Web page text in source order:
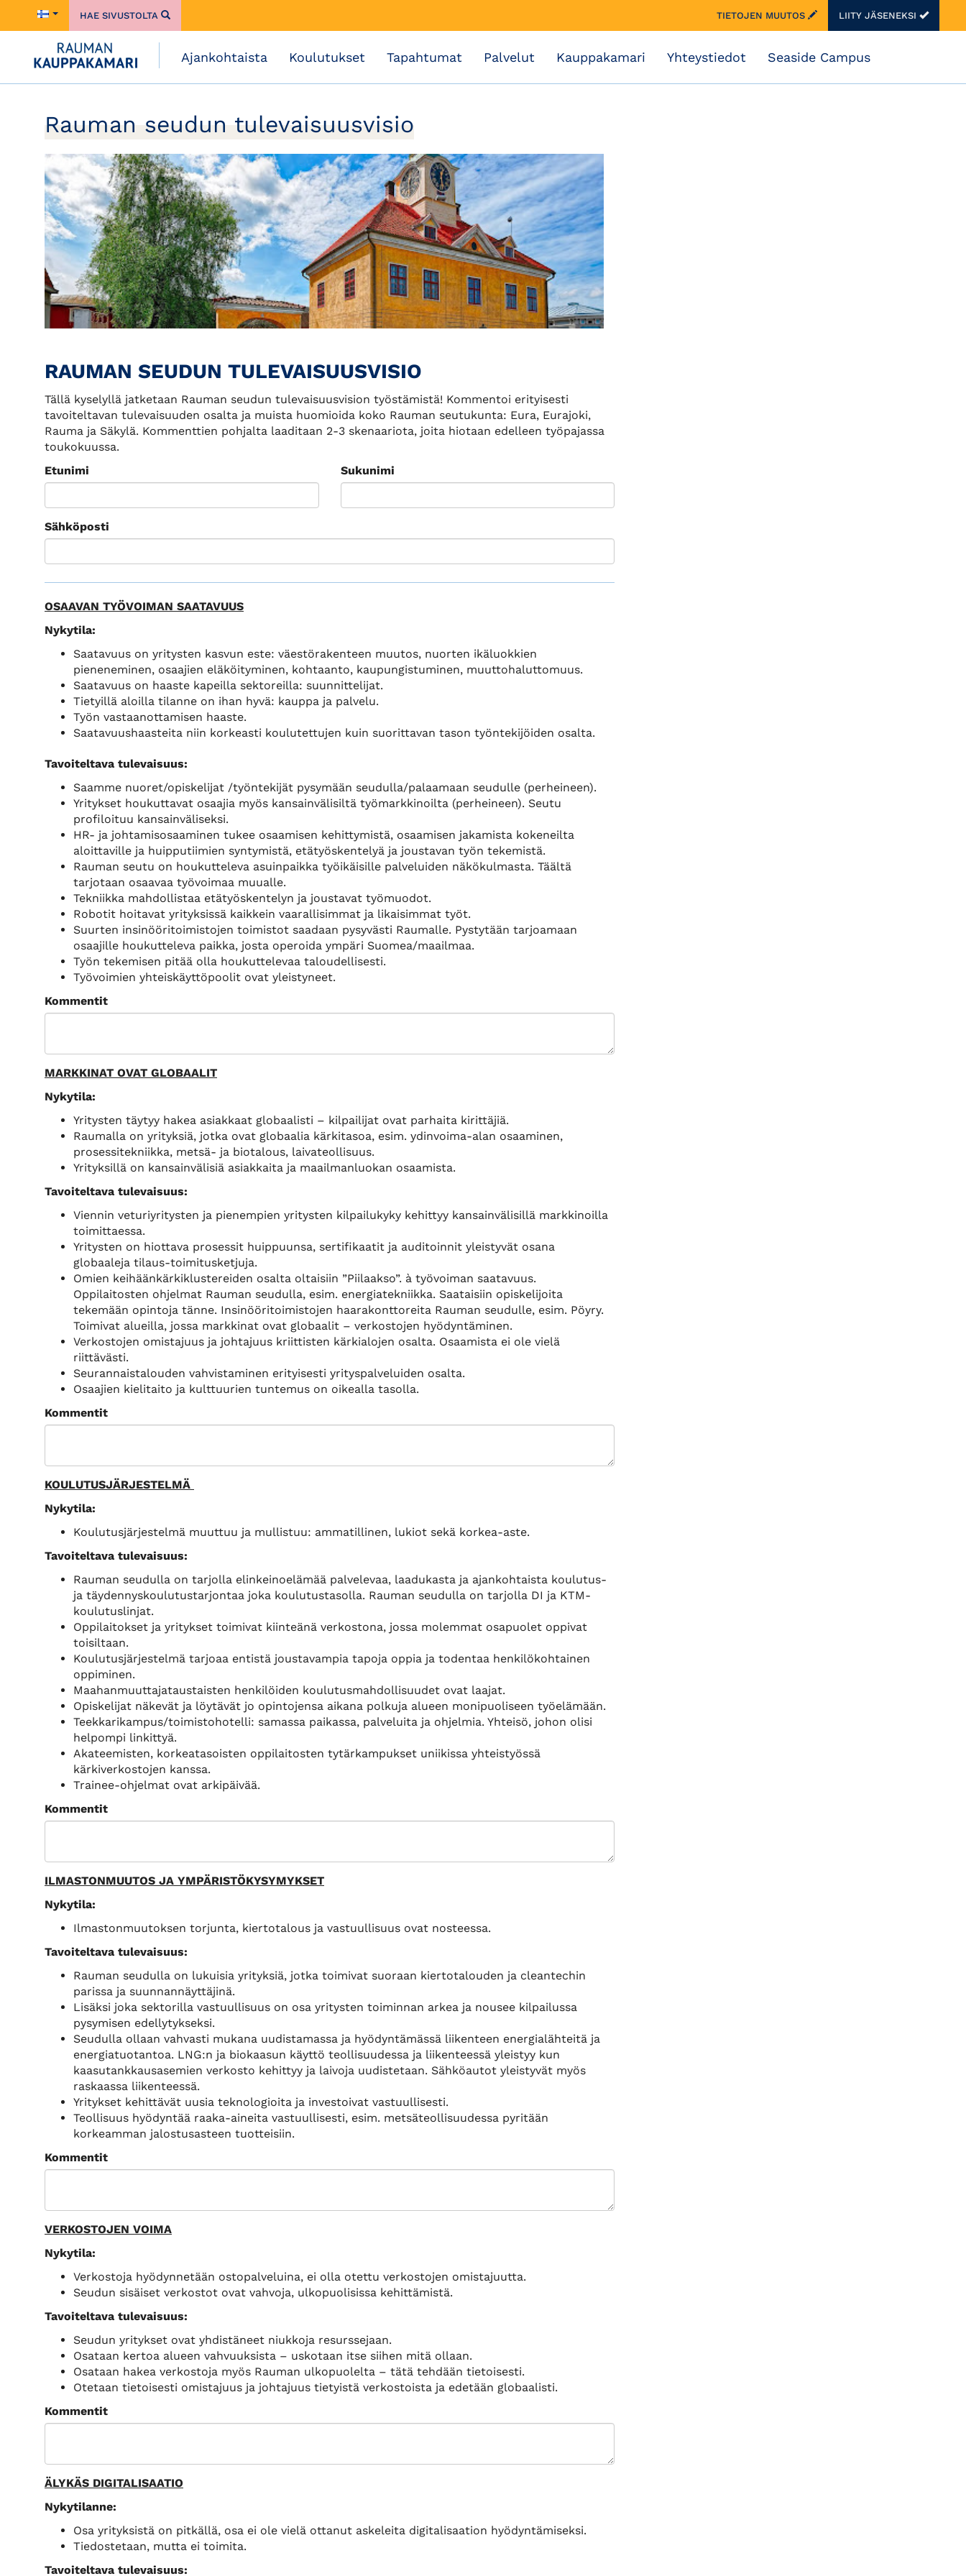
HAE SIVUSTOLTA TIETOJEN MUUTOS LIITY JÄSENEKSI
Ajankohtaista Koulutukset Tapahtumat Palvelut Kauppakamari Yhteystiedot Seaside Campus
Rauman seudun tulevaisuusvisio
RAUMAN SEUDUN TULEVAISUUSVISIO
Tällä kyselyllä jatketaan Rauman seudun tulevaisuusvision työstämistä! Kommentoi erityisesti
tavoiteltavan tulevaisuuden osalta ja muista huomioida koko Rauman seutukunta: Eura, Eurajoki,
Rauma ja Säkylä. Kommenttien pohjalta laaditaan 2-3 skenaariota, joita hiotaan edelleen työpajassa
toukokuussa.
Etunimi
Sukunimi
Sähköposti
OSAAVAN TYÖVOIMAN SAATAVUUS
Nykytila:
Saatavuus on yritysten kasvun este: väestörakenteen muutos, nuorten ikäluokkien
pieneneminen, osaajien eläköityminen, kohtaanto, kaupungistuminen, muuttohaluttomuus.
Saatavuus on haaste kapeilla sektoreilla: suunnittelijat.
Tietyillä aloilla tilanne on ihan hyvä: kauppa ja palvelu.
Työn vastaanottamisen haaste.
Saatavuushaasteita niin korkeasti koulutettujen kuin suorittavan tason työntekijöiden osalta.
Tavoiteltava tulevaisuus:
Saamme nuoret/opiskelijat /työntekijät pysymään seudulla/palaamaan seudulle (perheineen).
Yritykset houkuttavat osaajia myös kansainvälisiltä työmarkkinoilta (perheineen). Seutu
profiloituu kansainväliseksi.
HR- ja johtamisosaaminen tukee osaamisen kehittymistä, osaamisen jakamista kokeneilta
aloittaville ja huipputiimien syntymistä, etätyöskentelyä ja joustavan työn tekemistä.
Rauman seutu on houkutteleva asuinpaikka työikäisille palveluiden näkökulmasta. Täältä
tarjotaan osaavaa työvoimaa muualle.
Tekniikka mahdollistaa etätyöskentelyn ja joustavat työmuodot.
Robotit hoitavat yrityksissä kaikkein vaarallisimmat ja likaisimmat työt.
Suurten insinööritoimistojen toimistot saadaan pysyvästi Raumalle. Pystytään tarjoamaan
osaajille houkutteleva paikka, josta operoida ympäri Suomea/maailmaa.
Työn tekemisen pitää olla houkuttelevaa taloudellisesti.
Työvoimien yhteiskäyttöpoolit ovat yleistyneet.
Kommentit
MARKKINAT OVAT GLOBAALIT
Nykytila:
Yritysten täytyy hakea asiakkaat globaalisti – kilpailijat ovat parhaita kirittäjiä.
Raumalla on yrityksiä, jotka ovat globaalia kärkitasoa, esim. ydinvoima-alan osaaminen,
prosessitekniikka, metsä- ja biotalous, laivateollisuus.
Yrityksillä on kansainvälisiä asiakkaita ja maailmanluokan osaamista.
Tavoiteltava tulevaisuus:
Viennin veturiyritysten ja pienempien yritysten kilpailukyky kehittyy kansainvälisillä markkinoilla
toimittaessa.
Yritysten on hiottava prosessit huippuunsa, sertifikaatit ja auditoinnit yleistyvät osana
globaaleja tilaus-toimitusketjuja.
Omien keihäänkärkiklustereiden osalta oltaisiin ”Piilaakso”. à työvoiman saatavuus.
Oppilaitosten ohjelmat Rauman seudulla, esim. energiatekniikka. Saataisiin opiskelijoita
tekemään opintoja tänne. Insinööritoimistojen haarakonttoreita Rauman seudulle, esim. Pöyry.
Toimivat alueilla, jossa markkinat ovat globaalit – verkostojen hyödyntäminen.
Verkostojen omistajuus ja johtajuus kriittisten kärkialojen osalta. Osaamista ei ole vielä
riittävästi.
Seurannaistalouden vahvistaminen erityisesti yrityspalveluiden osalta.
Osaajien kielitaito ja kulttuurien tuntemus on oikealla tasolla.
Kommentit
KOULUTUSJÄRJESTELMÄ
Nykytila:
Koulutusjärjestelmä muuttuu ja mullistuu: ammatillinen, lukiot sekä korkea-aste.
Tavoiteltava tulevaisuus:
Rauman seudulla on tarjolla elinkeinoelämää palvelevaa, laadukasta ja ajankohtaista koulutus-
ja täydennyskoulutustarjontaa joka koulutustasolla. Rauman seudulla on tarjolla DI ja KTM-
koulutuslinjat.
Oppilaitokset ja yritykset toimivat kiinteänä verkostona, jossa molemmat osapuolet oppivat
toisiltaan.
Koulutusjärjestelmä tarjoaa entistä joustavampia tapoja oppia ja todentaa henkilökohtainen
oppiminen.
Maahanmuuttajataustaisten henkilöiden koulutusmahdollisuudet ovat laajat.
Opiskelijat näkevät ja löytävät jo opintojensa aikana polkuja alueen monipuoliseen työelämään.
Teekkarikampus/toimistohotelli: samassa paikassa, palveluita ja ohjelmia. Yhteisö, johon olisi
helpompi linkittyä.
Akateemisten, korkeatasoisten oppilaitosten tytärkampukset uniikissa yhteistyössä
kärkiverkostojen kanssa.
Trainee-ohjelmat ovat arkipäivää.
Kommentit
ILMASTONMUUTOS JA YMPÄRISTÖKYSYMYKSET
Nykytila:
Ilmastonmuutoksen torjunta, kiertotalous ja vastuullisuus ovat nosteessa.
Tavoiteltava tulevaisuus:
Rauman seudulla on lukuisia yrityksiä, jotka toimivat suoraan kiertotalouden ja cleantechin
parissa ja suunnannäyttäjinä.
Lisäksi joka sektorilla vastuullisuus on osa yritysten toiminnan arkea ja nousee kilpailussa
pysymisen edellytykseksi.
Seudulla ollaan vahvasti mukana uudistamassa ja hyödyntämässä liikenteen energialähteitä ja
energiatuotantoa. LNG:n ja biokaasun käyttö teollisuudessa ja liikenteessä yleistyy kun
kaasutankkausasemien verkosto kehittyy ja laivoja uudistetaan. Sähköautot yleistyvät myös
raskaassa liikenteessä.
Yritykset kehittävät uusia teknologioita ja investoivat vastuullisesti.
Teollisuus hyödyntää raaka-aineita vastuullisesti, esim. metsäteollisuudessa pyritään
korkeamman jalostusasteen tuotteisiin.
Kommentit
VERKOSTOJEN VOIMA
Nykytila:
Verkostoja hyödynnetään ostopalveluina, ei olla otettu verkostojen omistajuutta.
Seudun sisäiset verkostot ovat vahvoja, ulkopuolisissa kehittämistä.
Tavoiteltava tulevaisuus:
Seudun yritykset ovat yhdistäneet niukkoja resurssejaan.
Osataan kertoa alueen vahvuuksista – uskotaan itse siihen mitä ollaan.
Osataan hakea verkostoja myös Rauman ulkopuolelta – tätä tehdään tietoisesti.
Otetaan tietoisesti omistajuus ja johtajuus tietyistä verkostoista ja edetään globaalisti.
Kommentit
ÄLYKÄS DIGITALISAATIO
Nykytilanne:
Osa yrityksistä on pitkällä, osa ei ole vielä ottanut askeleita digitalisaation hyödyntämiseksi.
Tiedostetaan, mutta ei toimita.
Tavoiteltava tulevaisuus: